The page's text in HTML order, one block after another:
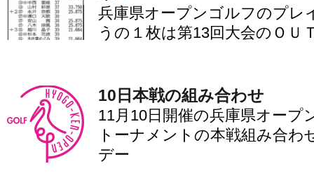
兵庫県オープンゴルフのプレ
うの１枚は第13回大会のＯＵ
10日本戦の組み合わせ
11月10日開催の兵庫県オープ
トーナメントの本戦組み合わ
デー